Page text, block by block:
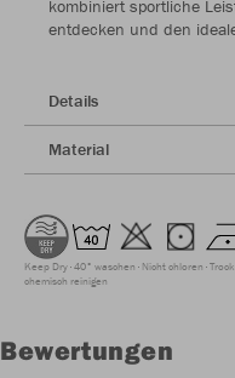
kombiniert sportliche
entdecken und den
Details
Material
Keep Dry 40° waschen Nicht chloren
chemisch reinigen
Bewertungen